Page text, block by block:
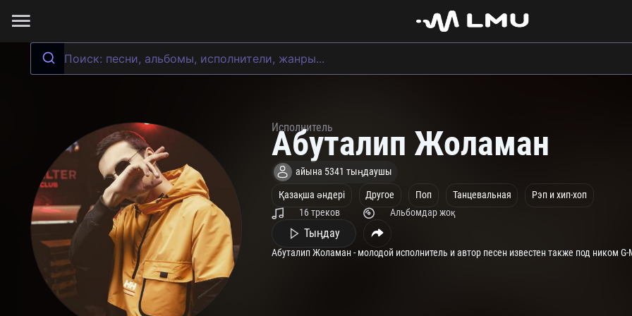
Исполнитель
Абуталип Жоламан
айына 5341 тыңдаушы
Қазақша әндері
Другое Поп Танцевальная
Рэп и хип-хоп
16 треков
Альбомдар жоқ
Тыңдау
Абуталип Жоламан - молодой исполнитель и автор песен известен также под ником G-